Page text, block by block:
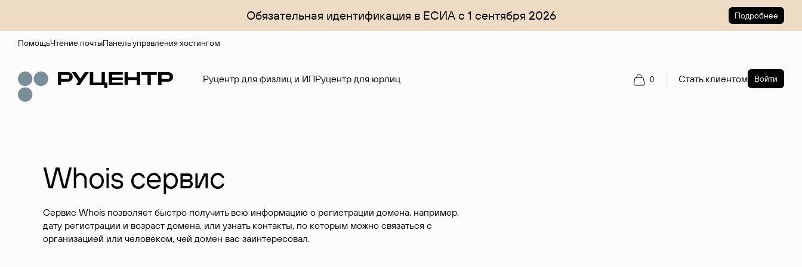
Обязательная идентификация в ЕСИА с 1 сентября 2026 Подробнее
ПомощьЧтение почтыПанель управления хостингом
Руцентр для физлиц и ИПРуцентр для юрлиц 0 Стать клиентом Войти
Whois сервис
Сервис Whois позволяет быстро получить всю информацию о регистрации домена, например,
дату регистрации и возраст домена, или узнать контакты, по которым можно связаться с
организацией или человеком, чей домен вас заинтересовал.